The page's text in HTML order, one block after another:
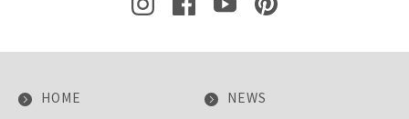
HOME
NEWS